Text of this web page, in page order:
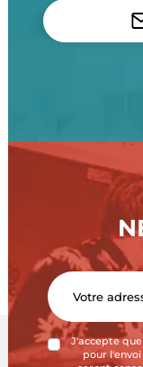
J'accepte
pour